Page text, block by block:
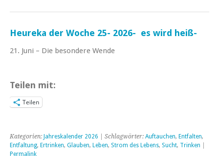
Heureka der Woche 25- 2026- es wird heiß-
21. Juni – Die besondere Wende
Teilen mit:
Teilen
Kategorien: Jahreskalender 2026 | Schlagwörter: Auftauchen, Entfalten,
Entfaltung, Ertrinken, Glauben, Leben, Strom des Lebens, Sucht, Trinken
Permalink